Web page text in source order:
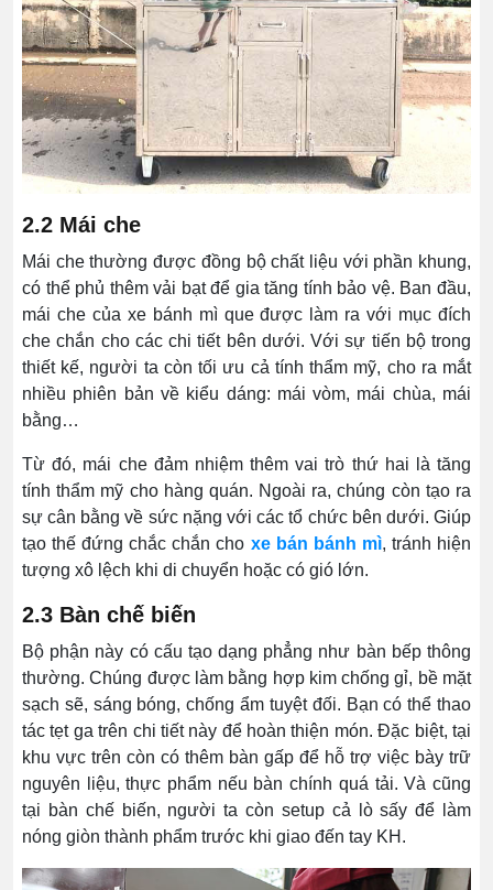
2.2 Mái che
Mái che thường được đồng bộ chất liệu với phần khung,
có thể phủ thêm vải bạt để gia tăng tính bảo vệ. Ban đầu,
mái che của xe bánh mì que được làm ra với mục đích
che chắn cho các chi tiết bên dưới. Với sự tiến bộ trong
thiết kế, người ta còn tối ưu cả tính thẩm mỹ, cho ra mắt
nhiều phiên bản về kiểu dáng: mái vòm, mái chùa, mái
bằng…
Từ đó, mái che đảm nhiệm thêm vai trò thứ hai là tăng
tính thẩm mỹ cho hàng quán. Ngoài ra, chúng còn tạo ra
sự cân bằng về sức nặng với các tổ chức bên dưới. Giúp
tạo thế đứng chắc chắn cho xe bán bánh mì, tránh hiện
tượng xô lệch khi di chuyển hoặc có gió lớn.
2.3 Bàn chế biến
Bộ phận này có cấu tạo dạng phẳng như bàn bếp thông
thường. Chúng được làm bằng hợp kim chống gỉ, bề mặt
sạch sẽ, sáng bóng, chống ẩm tuyệt đối. Bạn có thể thao
tác tẹt ga trên chi tiết này để hoàn thiện món. Đặc biệt, tại
khu vực trên còn có thêm bàn gấp để hỗ trợ việc bày trữ
nguyên liệu, thực phẩm nếu bàn chính quá tải. Và cũng
tại bàn chế biến, người ta còn setup cả lò sấy để làm
nóng giòn thành phẩm trước khi giao đến tay KH.